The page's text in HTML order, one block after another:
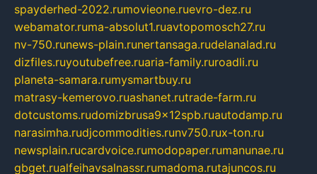
spayderhed-2022.rumovieone.ruevro-dez.ru
webamator.ruma-absolut1.ruavtopomosch27.ru
nv-750.runews-plain.runertansaga.rudelanalad.ru
dizfiles.ruyoutubefree.ruaria-family.ruroadli.ru
planeta-samara.rumysmartbuy.ru
matrasy-kemerovo.ruashanet.rutrade-farm.ru
dotcustoms.rudomizbrusa9x12spb.ruautodamp.ru
narasimha.rudjcommodities.runv750.rux-ton.ru
newsplain.rucardvoice.rumodopaper.rumanunae.ru
gbget.rualfeihavsalnassr.rumadoma.rutajuncos.ru